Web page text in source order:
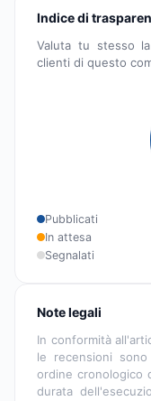
Indice di
Valuta tu stesso
clienti di questo
Pubblicati
In attesa
Segnalati
Note legali
In conformità
le recensioni
ordine cronologico
durata